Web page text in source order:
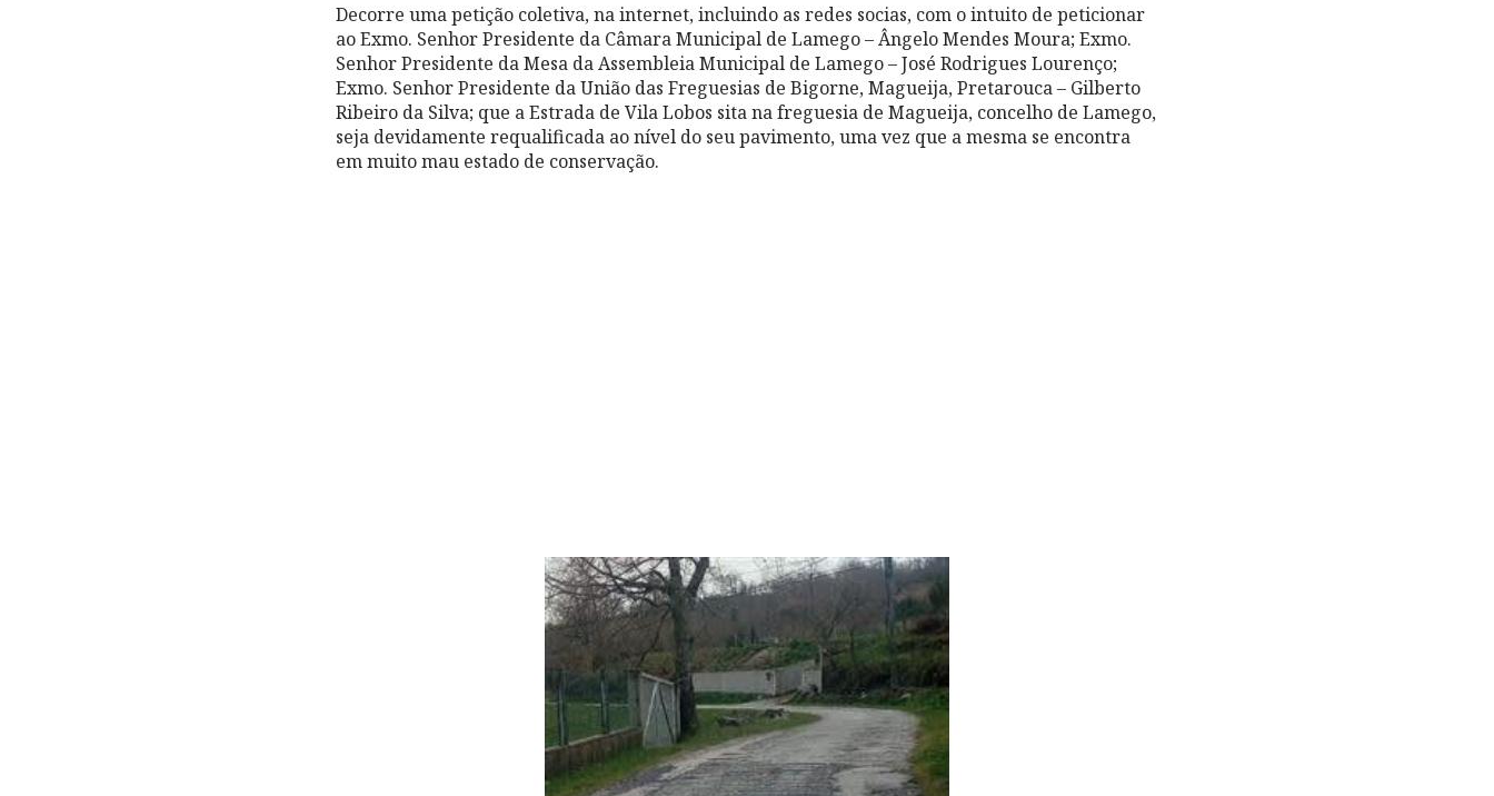
Decorre uma petição coletiva, na internet, incluindo as redes socias, com o intuito de peticionar
ao Exmo. Senhor Presidente da Câmara Municipal de Lamego – Ângelo Mendes Moura; Exmo.
Senhor Presidente da Mesa da Assembleia Municipal de Lamego – José Rodrigues Lourenço;
Exmo. Senhor Presidente da União das Freguesias de Bigorne, Magueija, Pretarouca – Gilberto
Ribeiro da Silva; que a Estrada de Vila Lobos sita na freguesia de Magueija, concelho de Lamego,
seja devidamente requalificada ao nível do seu pavimento, uma vez que a mesma se encontra
em muito mau estado de conservação.